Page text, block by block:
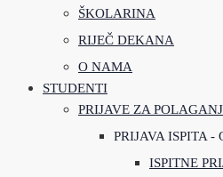
ŠKOLARINA
RIJEČ DEKANA
O NAMA
STUDENTI
PRIJAVE ZA
PRIJAVA ISPITA -
ISPITNE